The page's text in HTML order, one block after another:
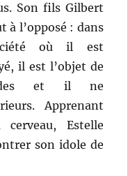
Son fils Gilbert
à l’opposé : dans
où il est
il est l’objet de
et il ne
Apprenant
Estelle
son idole de